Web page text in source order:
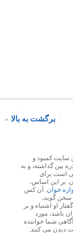
برگشت به بالا
شد. این سایت کمبود و
بین گذاشته، و به
است برای
بر این اساس،
خوان. آن کس
سخن گوید،
او اشتباه و بر
باشد، مورد
شما خواننده